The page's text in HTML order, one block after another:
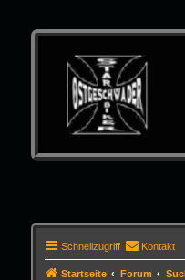
Schnellzugriff Kontakt
Startseite Forum